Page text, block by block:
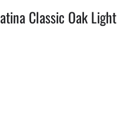
Classic Oak Light